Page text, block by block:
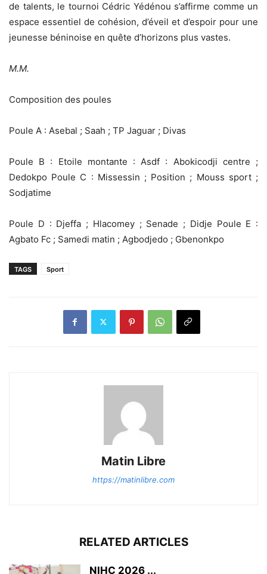
de talents, le tournoi Cédric Yédénou s’affirme comme un
espace essentiel de cohésion, d’éveil et d’espoir pour une
jeunesse béninoise en quête d’horizons plus vastes.
M.M.
Composition des poules
Poule A : Asebal ; Saah ; TP Jaguar ; Divas
Poule B : Etoile montante : Asdf : Abokicodji centre ;
Dedokpo Poule C : Missessin ; Position ; Mouss sport ;
Sodjatime
Poule D : Djeffa ; Hlacomey ; Senade ; Didje Poule E :
Agbato Fc ; Samedi matin ; Agbodjedo ; Gbenonkpo
TAGS Sport
Matin Libre
https://matinlibre.com
RELATED ARTICLES
‎NIHC 2026 ...